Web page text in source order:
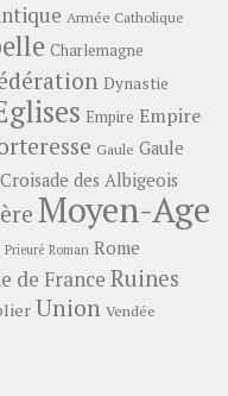
Armée Catholique
Charlemagne
Dynastie
Empire Empire
Gaule Gaule
des Albigeois
Moyen-Age
Prieuré Roman Rome
de France Ruines
Union Vendée